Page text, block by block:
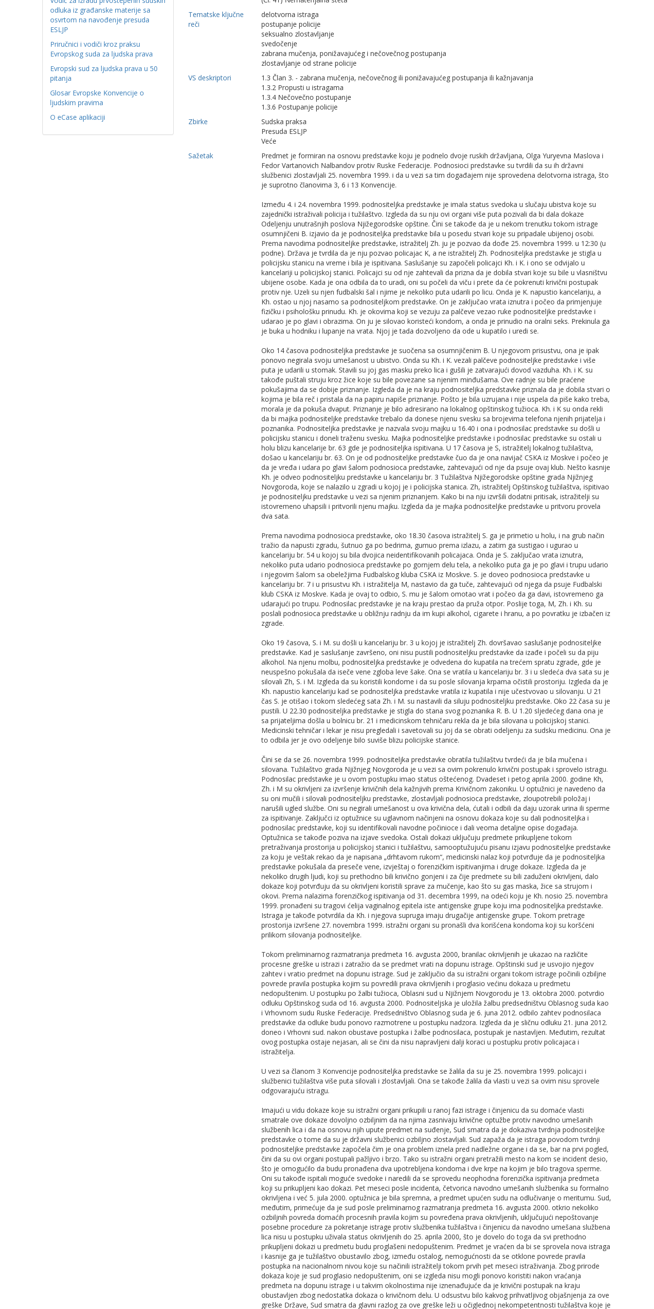
odluka iz građanske materije sa
osvrtom na navođenje presuda
ESLJP
Priručnici i vodiči kroz praksu
Evropskog suda za ljudska prava
Evropski sud za ljudska prava u 50
pitanja
Glosar Evropske Konvencije o
ljudskim pravima
O eCase aplikaciji
Tematske ključne
reči
delotvorna istraga
postupanje policije
seksualno zlostavljanje
svedočenje
zabrana mučenja, ponižavajućeg i nečovečnog postupanja
zlostavljanje od strane policije
VS deskriptori
1.3 Član 3. - zabrana mučenja, nečovečnog ili ponižavajućeg postupanja ili kažnjavanja
1.3.2 Propusti u istragama
1.3.4 Nečovečno postupanje
1.3.6 Postupanje policije
Zbirke
Sudska praksa
Presuda ESLJP
Veće
Sažetak
Predmet je formiran na osnovu predstavke koju je podnelo dvoje ruskih državljana, Olga Yuryevna Maslova i
Fedor Vartanovich Nalbandov protiv Ruske Federacije. Podnosioci predstavke su tvrdili da su ih državni
službenici zlostavljali 25. novembra 1999. i da u vezi sa tim događajem nije sprovedena delotvorna istraga, što
je suprotno članovima 3, 6 i 13 Konvencije.
Između 4. i 24. novembra 1999. podnositeljka predstavke je imala status svedoka u slučaju ubistva koje su
zajednički istraživali policija i tužilaštvo. Izgleda da su nju ovi organi više puta pozivali da bi dala dokaze
Odeljenju unutrašnjih poslova Njižegorodske opštine. Čini se takođe da je u nekom trenutku tokom istrage
osumnjičeni B. izjavio da je podnositeljka predstavke bila u posedu stvari koje su pripadale ubijenoj osobi.
Prema navodima podnositeljke predstavke, istražitelj Zh. ju je pozvao da dođe 25. novembra 1999. u 12:30 (u
podne). Država je tvrdila da je nju pozvao policajac K, a ne istražitelj Zh. Podnositeljka predstavke je stigla u
policijsku stanicu na vreme i bila je ispitivana. Saslušanje su započeli policajci Kh. i K. i ono se odvijalo u
kancelariji u policijskoj stanici. Policajci su od nje zahtevali da prizna da je dobila stvari koje su bile u vlasništvu
ubijene osobe. Kada je ona odbila da to uradi, oni su počeli da viču i prete da će pokrenuti krivični postupak
protiv nje. Uzeli su njen fudbalski šal i njime je nekoliko puta udarili po licu. Onda je K. napustio kancelariju, a
Kh. ostao u njoj nasamo sa podnositeljkom predstavke. On je zaključao vrata iznutra i počeo da primjenjuje
fizičku i psihološku prinudu. Kh. je okovima koji se vezuju za palčeve vezao ruke podnositeljke predstavke i
udarao je po glavi i obrazima. On ju je silovao koristeći kondom, a onda je prinudio na oralni seks. Prekinula ga
je buka u hodniku i lupanje na vrata. Njoj je tada dozvoljeno da ode u kupatilo i uredi se.
Oko 14 časova podnositeljka predstavke je suočena sa osumnjičenim B. U njegovom prisustvu, ona je ipak
ponovo negirala svoju umešanost u ubistvo. Onda su Kh. i K. vezali palčeve podnositeljke predstavke i više
puta je udarili u stomak. Stavili su joj gas masku preko lica i gušili je zatvarajući dovod vazduha. Kh. i K. su
takođe puštali struju kroz žice koje su bile povezane sa njenim minđušama. Ove radnje su bile praćene
pokušajima da se dobije priznanje. Izgleda da je na kraju podnositeljka predstavke priznala da je dobila stvari o
kojima je bila reč i pristala da na papiru napiše priznanje. Pošto je bila uzrujana i nije uspela da piše kako treba,
morala je da pokuša dvaput. Priznanje je bilo adresirano na lokalnog opštinskog tužioca. Kh. i K su onda rekli
da bi majka podnositeljke predstavke trebalo da donese njenu svesku sa brojevima telefona njenih prijatelja i
poznanika. Podnositeljka predstavke je nazvala svoju majku u 16.40 i ona i podnosilac predstavke su došli u
policijsku stanicu i doneli traženu svesku. Majka podnositeljke predstavke i podnosilac predstavke su ostali u
holu blizu kancelarije br. 63 gde je podnositeljka ispitivana. U 17 časova je S, istražitelj lokalnog tužilaštva,
došao u kancelariju br. 63. On je od podnositeljke predstavke čuo da je ona navijač CSKA iz Moskve i počeo je
da je vređa i udara po glavi šalom podnosioca predstavke, zahtevajući od nje da psuje ovaj klub. Nešto kasnije
Kh. je odveo podnositeljku predstavke u kancelariju br. 3 Tužilaštva Njižegorodske opštine grada Njižnjeg
Novgoroda, koje se nalazilo u zgradi u kojoj je i policijska stanica. Zh, istražitelj Opštinskog tužilaštva, ispitivao
je podnositeljku predstavke u vezi sa njenim priznanjem. Kako bi na nju izvršili dodatni pritisak, istražitelji su
istovremeno uhapsili i pritvorili njenu majku. Izgleda da je majka podnositeljke predstavke u pritvoru provela
dva sata.
Prema navodima podnosioca predstavke, oko 18.30 časova istražitelj S. ga je primetio u holu, i na grub način
tražio da napusti zgradu, šutnuo ga po bedrima, gurnuo prema izlazu, a zatim ga sustigao i ugurao u
kancelariju br. 54 u kojoj su bila dvojica neidentifikovanih policajaca. Onda je S. zaključao vrata iznutra,
nekoliko puta udario podnosioca predstavke po gornjem delu tela, a nekoliko puta ga je po glavi i trupu udario
i njegovim šalom sa obeležjima Fudbalskog kluba CSKA iz Moskve. S. je doveo podnosioca predstavke u
kancelariju br. 7 i u prisustvu Kh. i istražitelja M, nastavio da ga tuče, zahtevajući od njega da psuje Fudbalski
klub CSKA iz Moskve. Kada je ovaj to odbio, S. mu je šalom omotao vrat i počeo da ga davi, istovremeno ga
udarajući po trupu. Podnosilac predstavke je na kraju prestao da pruža otpor. Poslije toga, M, Zh. i Kh. su
poslali podnosioca predstavke u obližnju radnju da im kupi alkohol, cigarete i hranu, a po povratku je izbačen iz
zgrade.
Oko 19 časova, S. i M. su došli u kancelariju br. 3 u kojoj je istražitelj Zh. dovršavao saslušanje podnositeljke
predstavke. Kad je saslušanje završeno, oni nisu pustili podnositeljku predstavke da izađe i počeli su da piju
alkohol. Na njenu molbu, podnositeljka predstavke je odvedena do kupatila na trećem spratu zgrade, gde je
neuspešno pokušala da iseče vene zgloba leve šake. Ona se vratila u kancelariju br. 3 i u sledeća dva sata su je
silovali Zh, S. i M. Izgleda da su koristili kondome i da su posle silovanja krpama očistili prostoriju. Izgleda da je
Kh. napustio kancelariju kad se podnositeljka predstavke vratila iz kupatila i nije učestvovao u silovanju. U 21
čas S. je otišao i tokom sledećeg sata Zh. i M. su nastavili da siluju podnositeljku predstavke. Oko 22 časa su je
pustili. U 22.30 podnositeljka predstavke je stigla do stana svog poznanika R. B. U 1.20 sljedećeg dana ona je
sa prijateljima došla u bolnicu br. 21 i medicinskom tehničaru rekla da je bila silovana u policijskoj stanici.
Medicinski tehničar i lekar je nisu pregledali i savetovali su joj da se obrati odeljenju za sudsku medicinu. Ona je
to odbila jer je ovo odeljenje bilo suviše blizu policijske stanice.
Čini se da se 26. novembra 1999. podnositeljka predstavke obratila tužilaštvu tvrdeći da je bila mučena i
silovana. Tužilaštvo grada Njižnjeg Novgoroda je u vezi sa ovim pokrenulo krivični postupak i sprovelo istragu.
Podnosilac predstavke je u ovom postupku imao status oštećenog. Dvadeset i petog aprila 2000. godine Kh,
Zh. i M su okrivljeni za izvršenje krivičnih dela kažnjivih prema Krivičnom zakoniku. U optužnici je navedeno da
su oni mučili i silovali podnositeljku predstavke, zlostavljali podnosioca predstavke, zloupotrebili položaj i
narušili ugled službe. Oni su negirali umešanost u ova krivična dela, ćutali i odbili da daju uzorak urina ili sperme
za ispitivanje. Zaključci iz optužnice su uglavnom načinjeni na osnovu dokaza koje su dali podnositeljka i
podnosilac predstavke, koji su identifikovali navodne počinioce i dali veoma detaljne opise događaja.
Optužnica se takođe poziva na izjave svedoka. Ostali dokazi uključuju predmete prikupljene tokom
pretraživanja prostorija u policijskoj stanici i tužilaštvu, samooptužujuću pisanu izjavu podnositeljke predstavke
za koju je veštak rekao da je napisana „drhtavom rukom“, medicinski nalaz koji potvrđuje da je podnositeljka
predstavke pokušala da preseče vene, izvještaj o forenzičkim ispitivanjima i druge dokaze. Izgleda da je
nekoliko drugih ljudi, koji su prethodno bili krivično gonjeni i za čije predmete su bili zaduženi okrivljeni, dalo
dokaze koji potvrđuju da su okrivljeni koristili sprave za mučenje, kao što su gas maska, žice sa strujom i
okovi. Prema nalazima forenzičkog ispitivanja od 31. decembra 1999, na odeći koju je Kh. nosio 25. novembra
1999. pronađeni su tragovi ćelija vaginalnog epitela iste antigenske grupe koju ima podnositeljka predstavke.
Istraga je takođe potvrdila da Kh. i njegova supruga imaju drugačije antigenske grupe. Tokom pretrage
prostorija izvršene 27. novembra 1999. istražni organi su pronašli dva korišćena kondoma koji su koršćeni
prilikom silovanja podnositeljke.
Tokom preliminarnog razmatranja predmeta 16. avgusta 2000, branilac okrivljenih je ukazao na različite
procesne greške u istrazi i zatražio da se predmet vrati na dopunu istrage. Opštinski sud je usvojio njegov
zahtev i vratio predmet na dopunu istrage. Sud je zaključio da su istražni organi tokom istrage počinili ozbiljne
povrede pravila postupka kojim su povredili prava okrivljenih i proglasio većinu dokaza u predmetu
nedopuštenim. U postupku po žalbi tužioca, Oblasni sud u Njižnjem Novgorodu je 13. oktobra 2000. potvrdio
odluku Opštinskog suda od 16. avgusta 2000. Podnositeljska je uložila žalbu predsedništvu Oblasnog suda kao
i Vrhovnom sudu Ruske Federacije. Predsedništvo Oblasnog suda je 6. juna 2012. odbilo zahtev podnosilaca
predstavke da odluke budu ponovo razmotrene u postupku nadzora. Izgleda da je sličnu odluku 21. juna 2012.
doneo i Vrhovni sud. nakon obustave postupka i žalbe podnosilaca, postupak je nastavljen. Međutim, rezultat
ovog postupka ostaje nejasan, ali se čini da nisu napravljeni dalji koraci u postupku protiv policajaca i
istražitelja.
U vezi sa članom 3 Konvencije podnositeljka predstavke se žalila da su je 25. novembra 1999. policajci i
službenici tužilaštva više puta silovali i zlostavljali. Ona se takođe žalila da vlasti u vezi sa ovim nisu sprovele
odgovarajuću istragu.
Imajući u vidu dokaze koje su istražni organi prikupili u ranoj fazi istrage i činjenicu da su domaće vlasti
smatrale ove dokaze dovoljno ozbiljnim da na njima zasnivaju krivične optužbe protiv navodno umešanih
službenih lica i da na osnovu njih upute predmet na suđenje, Sud smatra da je dokaziva tvrdnja podnositeljke
predstavke o tome da su je državni službenici ozbiljno zlostavljali. Sud zapaža da je istraga povodom tvrdnji
podnositeljke predstavke započela čim je ona problem iznela pred nadležne organe i da se, bar na prvi pogled,
čini da su ovi organi postupali pažljivo i brzo. Tako su istražni organi pretražili mesto na kom se incident desio,
što je omogućilo da budu pronađena dva upotrebljena kondoma i dve krpe na kojim je bilo tragova sperme.
Oni su takođe ispitali moguće svedoke i naredili da se sprovedu neophodna forenzička ispitivanja predmeta
koji su prikupljeni kao dokazi. Pet meseci posle incidenta, četvorica navodno umešanih službenika su formalno
okrivljena i već 5. jula 2000. optužnica je bila spremna, a predmet upućen sudu na odlučivanje o meritumu. Sud,
međutim, primećuje da je sud posle preliminarnog razmatranja predmeta 16. avgusta 2000. otkrio nekoliko
ozbiljnih povreda domaćih procesnih pravila kojim su povređena prava okrivljenih, uključujući nepoštovanje
posebne procedure za pokretanje istrage protiv službenika tužilaštva i činjenicu da navodno umešana službena
lica nisu u postupku uživala status okrivljenih do 25. aprila 2000, što je dovelo do toga da svi prethodno
prikupljeni dokazi u predmetu budu proglašeni nedopuštenim. Predmet je vraćen da bi se sprovela nova istraga
i kasnije ga je tužilaštvo obustavilo zbog, između ostalog, nemogućnosti da se otklone povrede pravila
postupka na nacionalnom nivou koje su načinili istražitelji tokom prvih pet meseci istraživanja. Zbog prirode
dokaza koje je sud proglasio nedopuštenim, oni se izgleda nisu mogli ponovo koristiti nakon vraćanja
predmeta na dopunu istrage i u takvim okolnostima nije iznenađujuće da je krivični postupak na kraju
obustavljen zbog nedostatka dokaza o krivičnom delu. U odsustvu bilo kakvog prihvatljivog objašnjenja za ove
greške Države, Sud smatra da glavni razlog za ove greške leži u očiglednoj nekompetentnosti tužilaštva koje je